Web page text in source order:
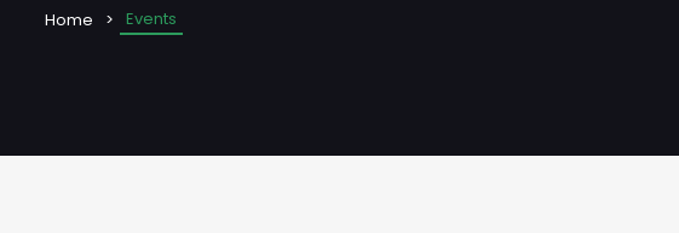
Home Events